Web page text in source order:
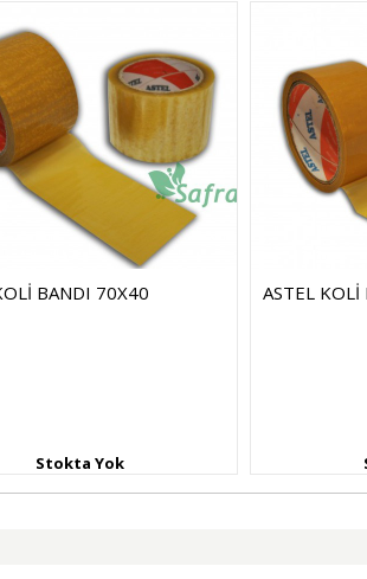
BANDI 70X40
Stokta Yok
ASTEL